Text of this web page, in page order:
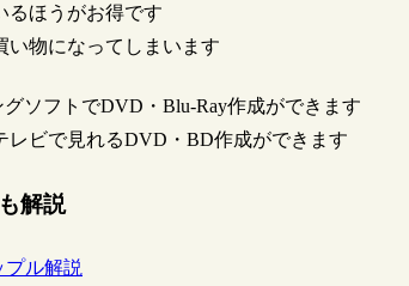
るほうがお得です
い物になってしまいます
ソフトでDVD・Blu-Ray作成ができます
ビで見れるDVD・BD作成ができます
解説
プル解説